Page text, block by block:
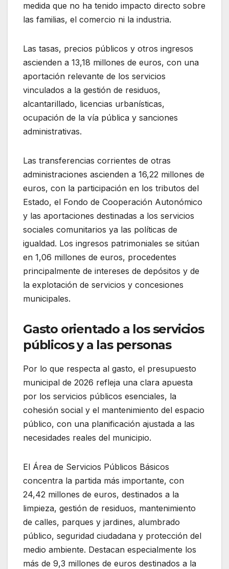
medida que no ha tenido impacto directo sobre
las familias, el comercio ni la industria.
Las tasas, precios públicos y otros ingresos
ascienden a 13,18 millones de euros, con una
aportación relevante de los servicios
vinculados a la gestión de residuos,
alcantarillado, licencias urbanísticas,
ocupación de la vía pública y sanciones
administrativas.
Las transferencias corrientes de otras
administraciones ascienden a 16,22 millones de
euros, con la participación en los tributos del
Estado, el Fondo de Cooperación Autonómico
y las aportaciones destinadas a los servicios
sociales comunitarios ya las políticas de
igualdad. Los ingresos patrimoniales se sitúan
en 1,06 millones de euros, procedentes
principalmente de intereses de depósitos y de
la explotación de servicios y concesiones
municipales.
Gasto orientado a los servicios
públicos y a las personas
Por lo que respecta al gasto, el presupuesto
municipal de 2026 refleja una clara apuesta
por los servicios públicos esenciales, la
cohesión social y el mantenimiento del espacio
público, con una planificación ajustada a las
necesidades reales del municipio.
El Área de Servicios Públicos Básicos
concentra la partida más importante, con
24,42 millones de euros, destinados a la
limpieza, gestión de residuos, mantenimiento
de calles, parques y jardines, alumbrado
público, seguridad ciudadana y protección del
medio ambiente. Destacan especialmente los
más de 9,3 millones de euros destinados a la